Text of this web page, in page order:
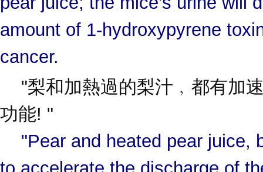
amount of 1-hydroxypyrene
cancer.
"梨和加熱過的梨汁﹐都有加
功能! "
"Pear and heated pear juice,